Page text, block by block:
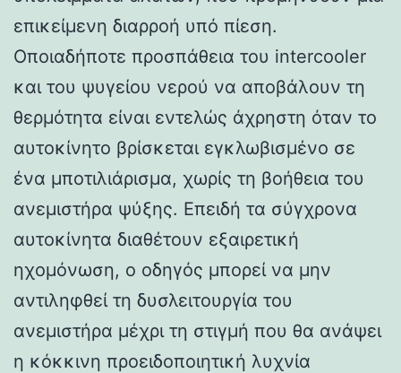
επικείμενη διαρροή υπό πίεση.
Οποιαδήποτε προσπάθεια του intercooler
και του ψυγείου νερού να αποβάλουν τη
θερμότητα είναι εντελώς άχρηστη όταν το
αυτοκίνητο βρίσκεται εγκλωβισμένο σε
ένα μποτιλιάρισμα, χωρίς τη βοήθεια του
ανεμιστήρα ψύξης. Επειδή τα σύγχρονα
αυτοκίνητα διαθέτουν εξαιρετική
ηχομόνωση, ο οδηγός μπορεί να μην
αντιληφθεί τη δυσλειτουργία του
ανεμιστήρα μέχρι τη στιγμή που θα ανάψει
η κόκκινη προειδοποιητική λυχνία